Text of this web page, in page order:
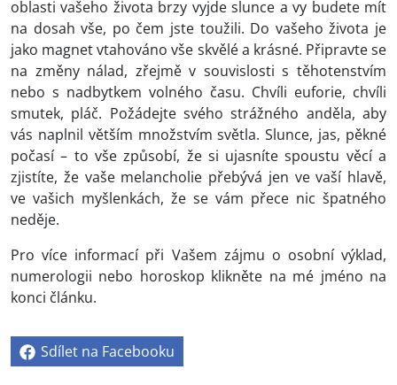
oblasti vašeho života brzy vyjde slunce a vy budete mít
na dosah vše, po čem jste toužili. Do vašeho života je
jako magnet vtahováno vše skvělé a krásné. Připravte se
na změny nálad, zřejmě v souvislosti s těhotenstvím
nebo s nadbytkem volného času. Chvíli euforie, chvíli
smutek, pláč. Požádejte svého strážného anděla, aby
vás naplnil větším množstvím světla. Slunce, jas, pěkné
počasí – to vše způsobí, že si ujasníte spoustu věcí a
zjistíte, že vaše melancholie přebývá jen ve vaší hlavě,
ve vašich myšlenkách, že se vám přece nic špatného
neděje.
Pro více informací při Vašem zájmu o osobní výklad,
numerologii nebo horoskop klikněte na mé jméno na
konci článku.
Sdílet na Facebooku